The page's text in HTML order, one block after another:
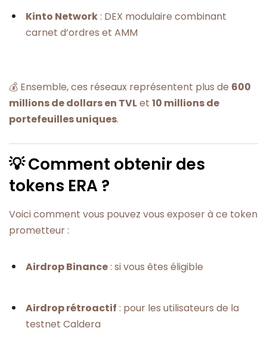
Kinto Network: DEX modulaire combinant
carnet d’ordres et AMM
💰 Ensemble, ces réseaux représentent plus de 600
millions de dollars en TVLet 10 millions de
portefeuilles uniques.
💡 Comment obtenir des
tokens ERA ?
Voici comment vous pouvez vous exposer à ce token
prometteur :
Airdrop Binance: si vous êtes éligible
Airdrop rétroactif : pour les utilisateurs de la
testnet Caldera